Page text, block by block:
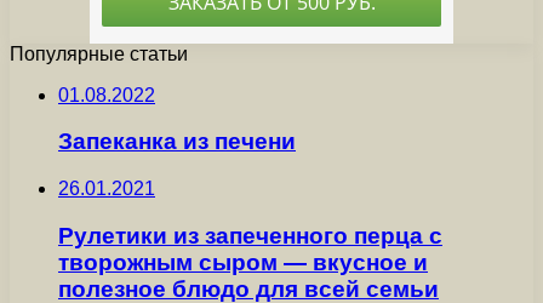
Популярные статьи
01.08.2022
Запеканка из печени
26.01.2021
Рулетики из запеченного перца с
творожным сыром — вкусное и
полезное блюдо для всей семьи